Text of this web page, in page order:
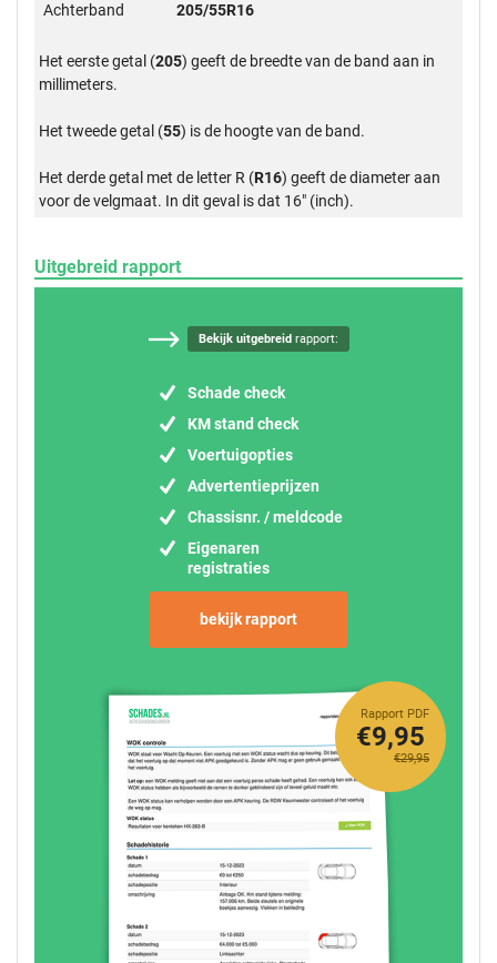
Achterband
205/55R16
Het eerste getal (205) geeft de breedte van de band aan in
millimeters.
Het tweede getal (55) is de hoogte van de band.
Het derde getal met de letter R (R16) geeft de diameter aan
voor de velgmaat. In dit geval is dat 16" (inch).
Uitgebreid rapport
Bekijk uitgebreid rapport:
Schade check
KM stand check
Voertuigopties
Advertentieprijzen
Chassisnr. / meldcode
Eigenaren
registraties
bekijk rapport
Rapport PDF
€29,95
€9,95